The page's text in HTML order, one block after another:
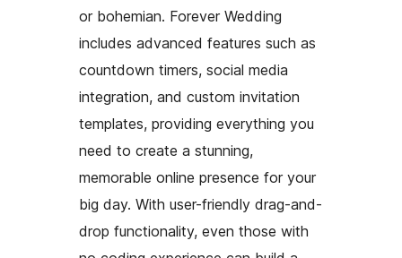
or bohemian. Forever Wedding
includes advanced features such as
countdown timers, social media
integration, and custom invitation
templates, providing everything you
need to create a stunning,
memorable online presence for your
big day. With user-friendly drag-and-
drop functionality, even those with